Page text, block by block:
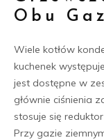
Obu
Wiele kotłów
kuchenek
jest dostępne w
głównie ciśnienia
stosuje się
Przy gazie